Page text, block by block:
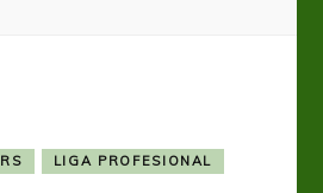
LIGA PROFESIONAL